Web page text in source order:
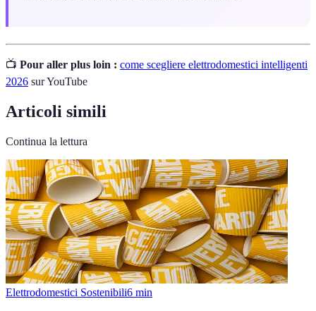
📺 Pour aller plus loin : come scegliere elettrodomestici intelligenti
2026 sur YouTube
Articoli simili
Continua la lettura
Elettrodomestici Sostenibili6 min